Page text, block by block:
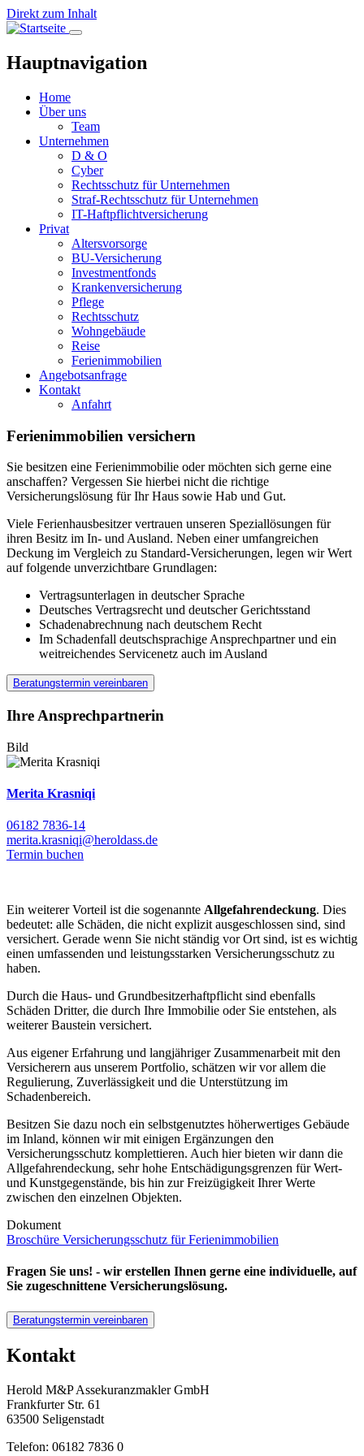
Direkt zum Inhalt
Hauptnavigation
Home
Über uns
Team
Unternehmen
D & O
Cyber
Rechtsschutz für Unternehmen
Straf-Rechtsschutz für Unternehmen
IT-Haftpflichtversicherung
Privat
Altersvorsorge
BU-Versicherung
Investmentfonds
Krankenversicherung
Pflege
Rechtsschutz
Wohngebäude
Reise
Ferienimmobilien
Angebotsanfrage
Kontakt
Anfahrt
Ferienimmobilien versichern
Sie besitzen eine Ferienimmobilie oder möchten sich gerne eine
anschaffen? Vergessen Sie hierbei nicht die richtige
Versicherungslösung für Ihr Haus sowie Hab und Gut.
Viele Ferienhausbesitzer vertrauen unseren Speziallösungen für
ihren Besitz im In- und Ausland. Neben einer umfangreichen
Deckung im Vergleich zu Standard-Versicherungen, legen wir Wert
auf folgende unverzichtbare Grundlagen:
Vertragsunterlagen in deutscher Sprache
Deutsches Vertragsrecht und deutscher Gerichtsstand
Schadenabrechnung nach deutschem Recht
Im Schadenfall deutschsprachige Ansprechpartner und ein
weitreichendes Servicenetz auch im Ausland
Beratungstermin vereinbaren
Ihre Ansprechpartnerin
Bild
Merita Krasniqi
06182 7836-14
merita.krasniqi@heroldass.de
Termin buchen
Ein weiterer Vorteil ist die sogenannte Allgefahrendeckung. Dies
bedeutet: alle Schäden, die nicht explizit ausgeschlossen sind, sind
versichert. Gerade wenn Sie nicht ständig vor Ort sind, ist es wichtig
einen umfassenden und leistungsstarken Versicherungsschutz zu
haben.
Durch die Haus- und Grundbesitzerhaftpflicht sind ebenfalls
Schäden Dritter, die durch Ihre Immobilie oder Sie entstehen, als
weiterer Baustein versichert.
Aus eigener Erfahrung und langjähriger Zusammenarbeit mit den
Versicherern aus unserem Portfolio, schätzen wir vor allem die
Regulierung, Zuverlässigkeit und die Unterstützung im
Schadenbereich.
Besitzen Sie dazu noch ein selbstgenutztes höherwertiges Gebäude
im Inland, können wir mit einigen Ergänzungen den
Versicherungsschutz komplettieren. Auch hier bieten wir dann die
Allgefahrendeckung, sehr hohe Entschädigungsgrenzen für Wert-
und Kunstgegenstände, bis hin zur Freizügigkeit Ihrer Werte
zwischen den einzelnen Objekten.
Dokument
Broschüre Versicherungsschutz für Ferienimmobilien
Fragen Sie uns! - wir erstellen Ihnen gerne eine individuelle, auf
Sie zugeschnittene Versicherungslösung.
Beratungstermin vereinbaren
Kontakt
Herold M&P Assekuranzmakler GmbH
Frankfurter Str. 61
63500 Seligenstadt
Telefon: 06182 7836 0